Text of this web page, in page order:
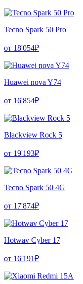
Tecno Spark 50 Pro
от 18'054₽
Huawei nova Y74
от 16'854₽
Blackview Rock 5
от 19'193₽
Tecno Spark 50 4G
от 17'874₽
Hotwav Cyber 17
от 16'191₽